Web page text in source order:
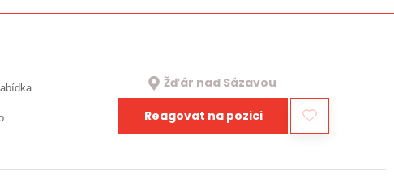
Žďár nad Sázavou
Reagovat na pozici